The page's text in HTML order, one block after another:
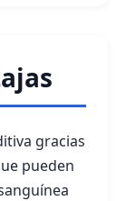
gracias
pueden